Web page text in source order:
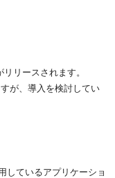
リリースされます。
が、 導入を検討してい
しているアプリケーショ